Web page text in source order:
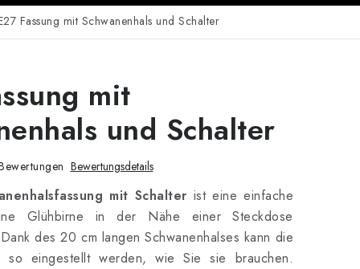
Fassung mit Schwanenhals und Schalter
mit
und Schalter
Bewertungsdetails
mit Schalter ist eine einfache
Glühbirne in der Nähe einer Steckdose
des 20 cm langen Schwanenhalses kann die
so eingestellt werden, wie Sie sie brauchen.